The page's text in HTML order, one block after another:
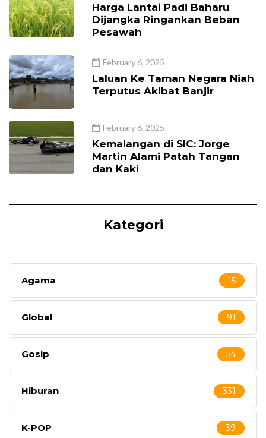
Harga Lantai Padi Baharu
Dijangka Ringankan Beban
Pesawah
February 6, 2025
Laluan Ke Taman Negara Niah
Terputus Akibat Banjir
February 6, 2025
Kemalangan di SIC: Jorge
Martin Alami Patah Tangan
dan Kaki
Kategori
Agama 15
Global 91
Gosip 54
Hiburan 331
K-POP 39